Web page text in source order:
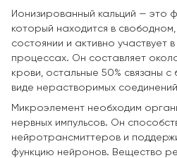
Ионизированный кальций — это
который находится в
состоянии и активно участвует
процессах. Он составляет
крови, остальные 50% связаны с
виде нерастворимых
Микроэлемент необходим
нервных импульсов. Он
нейротрансмиттеров и
функцию нейронов. Вещество